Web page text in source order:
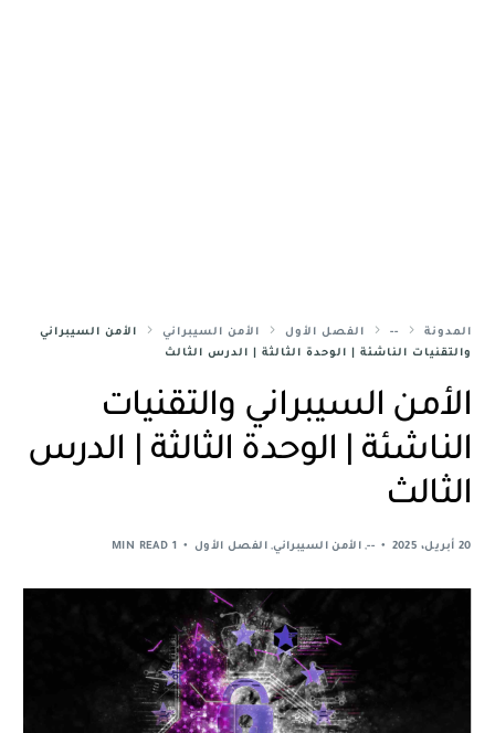
المدونة -- الفصل الأول الأمن السيبراني
الأمن السيبراني
والتقنيات الناشئة | الوحدة الثالثة | الدرس الثالث
الأمن السيبراني والتقنيات
الناشئة | الوحدة الثالثة | الدرس
الثالث
20 أبريل، 2025 --
, الأمن السيبراني, الفصل الأول 1 MIN READ